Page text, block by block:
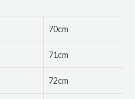
70cm
71cm
72cm